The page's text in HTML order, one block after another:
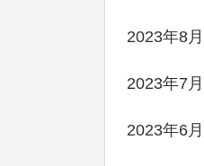
2023年8月
2023年7月
2023年6月